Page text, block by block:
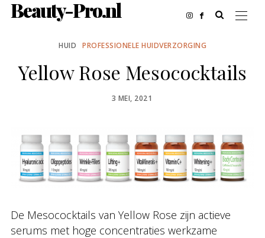
Beauty-Pro.nl
HUID PROFESSIONELE HUIDVERZORGING
Yellow Rose Mesococktails
POSTED
3 MEI, 2021
De Mesococktails van Yellow Rose zijn actieve
serums met hoge concentraties werkzame